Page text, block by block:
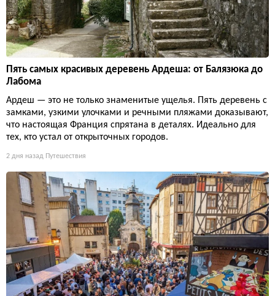
Пять самых красивых деревень Ардеша: от Балязюка до
Лабома
Ардеш — это не только знаменитые ущелья. Пять деревень с
замками, узкими улочками и речными пляжами доказывают,
что настоящая Франция спрятана в деталях. Идеально для
тех, кто устал от открыточных городов.
2 дня назад Путешествия